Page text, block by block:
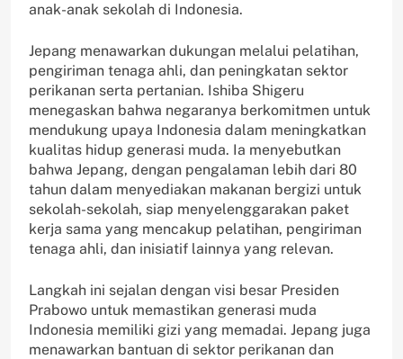
anak-anak sekolah di Indonesia.
Jepang menawarkan dukungan melalui pelatihan,
pengiriman tenaga ahli, dan peningkatan sektor
perikanan serta pertanian. Ishiba Shigeru
menegaskan bahwa negaranya berkomitmen untuk
mendukung upaya Indonesia dalam meningkatkan
kualitas hidup generasi muda. Ia menyebutkan
bahwa Jepang, dengan pengalaman lebih dari 80
tahun dalam menyediakan makanan bergizi untuk
sekolah-sekolah, siap menyelenggarakan paket
kerja sama yang mencakup pelatihan, pengiriman
tenaga ahli, dan inisiatif lainnya yang relevan.
Langkah ini sejalan dengan visi besar Presiden
Prabowo untuk memastikan generasi muda
Indonesia memiliki gizi yang memadai. Jepang juga
menawarkan bantuan di sektor perikanan dan